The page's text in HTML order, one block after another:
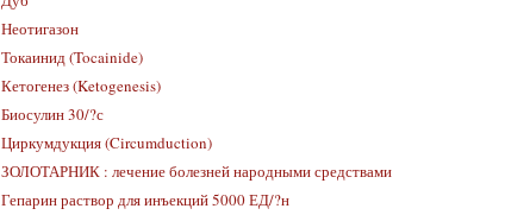
Неотигазон
Токаинид (Tocainide)
Кетогенез (Ketogenesis)
Биосулин 30/?с
Циркумдукция (Circumduction)
ЗОЛОТАРНИК : лечение болезней народными средствами
Гепарин раствор для инъекций 5000 ЕД/?н